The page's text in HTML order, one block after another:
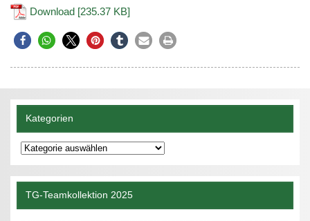
Download [235.37 KB]
Kategorien
Kategorien
TG-Teamkollektion 2025